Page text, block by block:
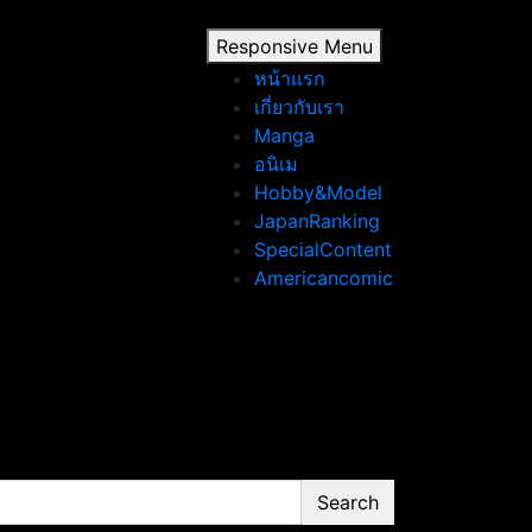
Responsive Menu
หน้าแรก
เกี่ยวกับเรา
Manga
อนิเม
Hobby&Model
JapanRanking
SpecialContent
Americancomic
Search